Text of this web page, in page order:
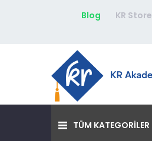
Blog KR Store
TÜM KATEGORİLER